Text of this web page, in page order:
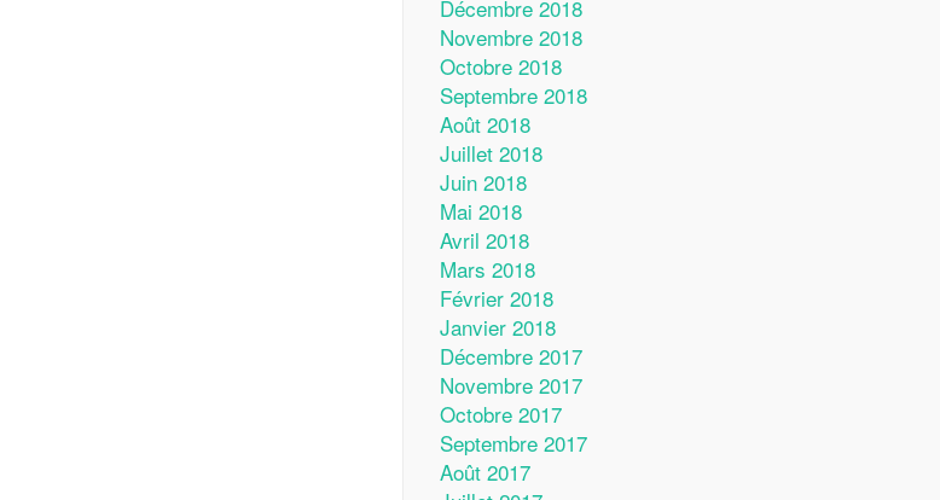
Décembre 2018
Novembre 2018
Octobre 2018
Septembre 2018
Août 2018
Juillet 2018
Juin 2018
Mai 2018
Avril 2018
Mars 2018
Février 2018
Janvier 2018
Décembre 2017
Novembre 2017
Octobre 2017
Septembre 2017
Août 2017